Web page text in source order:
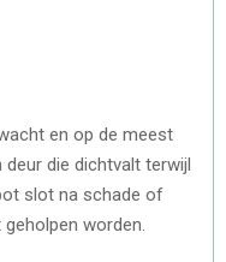
en op de meest
deur die dichtvalt terwijl
slot na schade of
worden.